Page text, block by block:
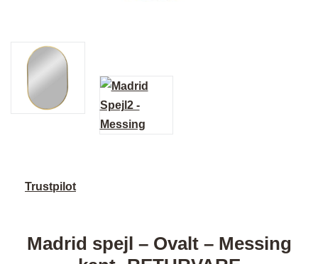
Trustpilot
Madrid spejl – Ovalt – Messing